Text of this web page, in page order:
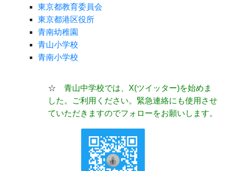
東京都教育委員会
東京都港区役所
青南幼稚園
青山小学校
青南小学校
☆ 青山中学校では、X(ツイッター)を始めま
した。ご利用ください。緊急連絡にも使用させ
ていただきますのでフォローをお願いします。